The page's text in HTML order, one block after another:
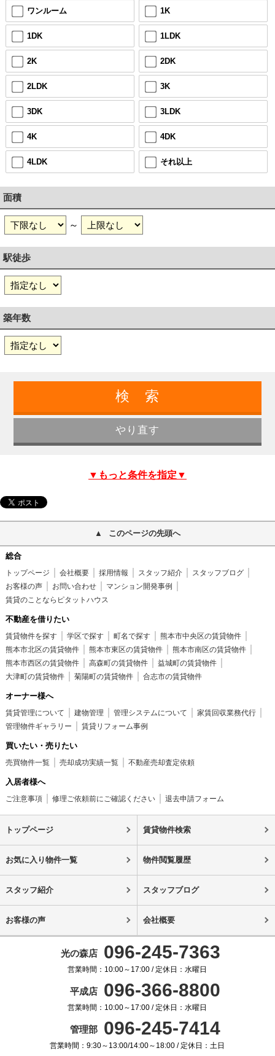
ワンルーム 1K
1DK 1LDK
2K 2DK
2LDK 3K
3DK 3LDK
4K 4DK
4LDK それ以上
面積
～
駅徒歩
築年数
▼もっと条件を指定▼
このページの先頭へ
総合
トップページ 会社概要 採用情報 スタッフ紹介
スタッフブログ
お客様の声
お問い合わせ
マンション開発事例
賃貸のことならピタットハウス
不動産を借りたい
賃貸物件を探す 学区で探す 町名で探す
熊本市中央区の賃貸物件
熊本市北区の賃貸物件
熊本市東区の賃貸物件
熊本市南区の賃貸物件
熊本市西区の賃貸物件
高森町の賃貸物件
益城町の賃貸物件
大津町の賃貸物件
菊陽町の賃貸物件 合志市の賃貸物件
オーナー様へ
賃貸管理について 建物管理 管理システムについて
家賃回収業務代行
管理物件ギャラリー
賃貸リフォーム事例
買いたい・売りたい
売買物件一覧 売却成功実績一覧 不動産売却査定依頼
入居者様へ
ご注意事項 修理ご依頼前にご確認ください 退去申請フォーム
トップページ 賃貸物件検索
お気に入り物件一覧 物件閲覧履歴
スタッフ紹介 スタッフブログ
お客様の声 会社概要
光の森店 096-245-7363
営業時間：10:00～17:00 / 定休日：水曜日
平成店 096-366-8800
営業時間：10:00～17:00 / 定休日：水曜日
管理部 096-245-7414
営業時間：9:30～13:00/14:00～18:00 / 定休日：土日